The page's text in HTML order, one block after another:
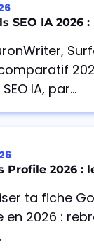
SEO IA 2026
IA, par...
Profile 2026 :
ta fiche
en 2026 :